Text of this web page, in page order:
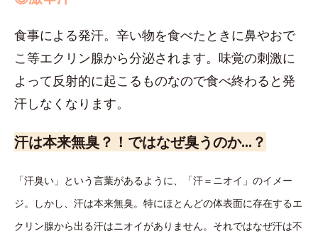
食事による発汗。辛い物を食べたときに鼻やおで
こ等エクリン腺から分泌されます。味覚の刺激に
よって反射的に起こるものなので食べ終わると発
汗しなくなります。
汗は本来無臭？！ではなぜ臭うのか…？
「汗臭い」という言葉があるように、「汗＝ニオイ」のイメー
ジ。しかし、汗は本来無臭。特にほとんどの体表面に存在するエ
クリン腺から出る汗はニオイがありません。それではなぜ汗は不